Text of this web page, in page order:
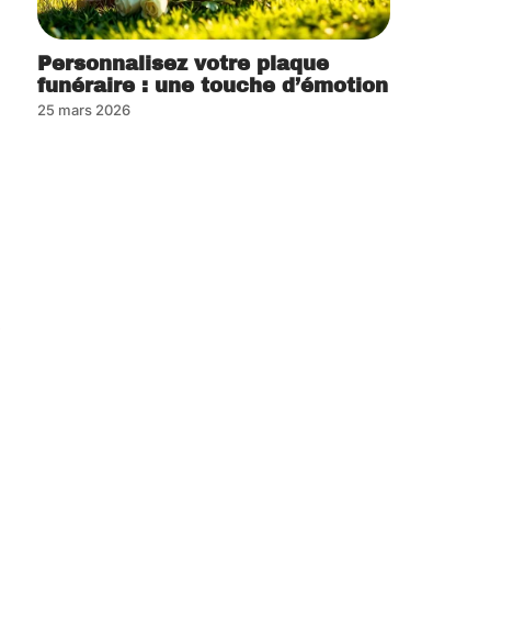
Personnalisez votre plaque
funéraire : une touche d’émotion
25 mars 2026